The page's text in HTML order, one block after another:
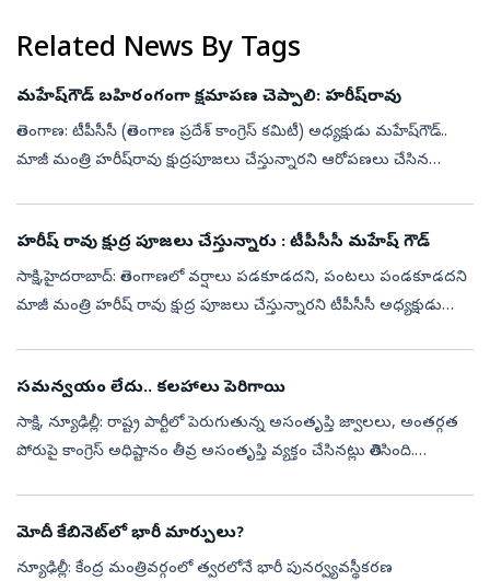
Related News By Tags
మహేష్‌గౌడ్‌ బహిరంగంగా క్షమాపణ చెప్పాలి: హరీష్‌రావు
తెలంగాణ: టీపీసీసీ (తెలంగాణ ప్రదేశ్ కాంగ్రెస్ కమిటీ) అధ్యక్షుడు మహేష్‌గౌడ్‌..
మాజీ మంత్రి హరీష్‌రావు క్షుద్రపూజలు చేస్తున్నారని ఆరోపణలు చేసిన
హరీష్‌ రావు క్షుద్ర పూజలు చేస్తున్నారు : టీపీసీసీ మహేష్ గౌడ్
సాక్షి,హైదరాబాద్: తెలంగాణలో వర్షాలు పడకూడదని, పంటలు పండకూడదని
మాజీ మంత్రి హరీష్‌ రావు క్షుద్ర పూజలు చేస్తున్నారని టీపీసీసీ అధ్యక్షుడు
సమన్వయం లేదు.. కలహాలు పెరిగాయి
సాక్షి, న్యూఢిల్లీ: రాష్ట్ర పార్టీలో పెరుగుతున్న అసంతృప్తి జ్వాలలు, అంతర్గత
పోరుపై కాంగ్రెస్‌ అధిష్టానం తీవ్ర అసంతృప్తి వ్యక్తం చేసినట్లు తెలిసింది.
మోదీ కేబినెట్‌లో భారీ మార్పులు?
న్యూఢిల్లీ: కేంద్ర మంత్రివర్గంలో త్వరలోనే భారీ పునర్వ్యవస్థీకరణ